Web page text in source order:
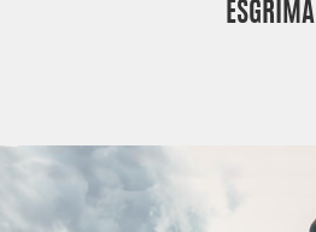
ESGRIMA